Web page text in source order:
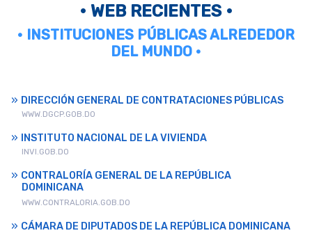
• WEB RECIENTES •
• INSTITUCIONES PÚBLICAS ALREDEDOR
DEL MUNDO •
DIRECCIÓN GENERAL DE CONTRATACIONES PÚBLICAS
WWW.DGCP.GOB.DO
INSTITUTO NACIONAL DE LA VIVIENDA
INVI.GOB.DO
CONTRALORÍA GENERAL DE LA REPÚBLICA
DOMINICANA
WWW.CONTRALORIA.GOB.DO
CÁMARA DE DIPUTADOS DE LA REPÚBLICA DOMINICANA